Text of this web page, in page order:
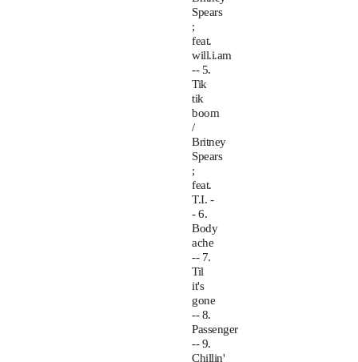
Spears
;
feat.
will.i.am
-- 5.
Tik
tik
boom
/
Britney
Spears
;
feat.
T.I. -
- 6.
Body
ache
-- 7.
Til
it's
gone
-- 8.
Passenger
-- 9.
Chillin'